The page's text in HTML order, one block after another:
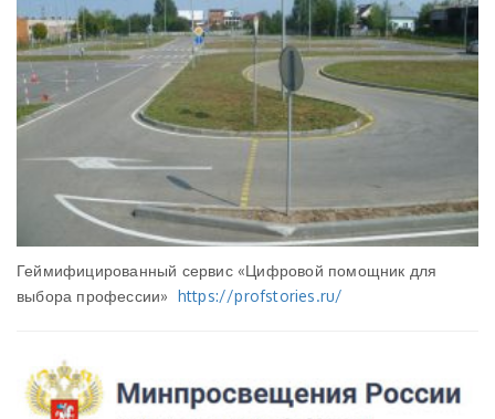
Геймифицированный сервис «Цифровой помощник для
выбора профессии» https://profstories.ru/